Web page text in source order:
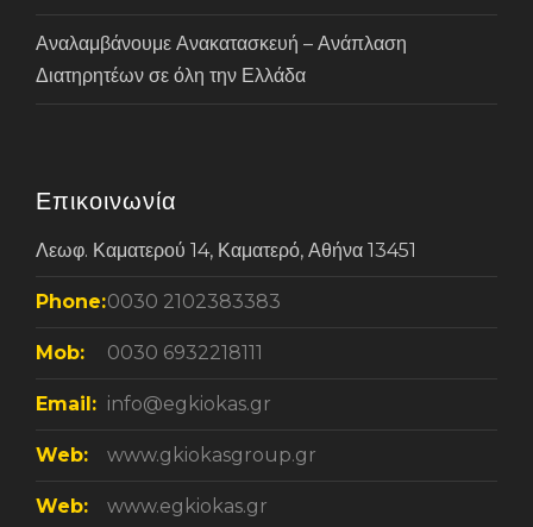
Αναλαμβάνουμε Ανακατασκευή – Ανάπλαση
Διατηρητέων σε όλη την Ελλάδα
Επικοινωνία
Λεωφ. Καματερού 14, Καματερό, Αθήνα 13451
Phone:0030 2102383383
Mob: 0030 6932218111
Email: info@egkiokas.gr
Web: www.gkiokasgroup.gr
Web: www.egkiokas.gr